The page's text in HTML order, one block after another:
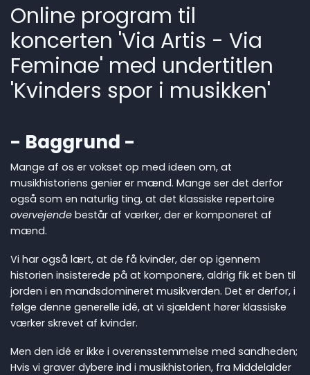
Online program til
koncerten 'Via Artis - Via
Feminae' med undertitlen
'Kvinders spor i musikken'
- Baggrund -
Mange af os er vokset op med ideen om, at
musikhistoriens genier er mænd. Mange ser det derfor
også som en naturlig ting, at det klassiske repertoire
overvejende består af værker, der er komponeret af
mænd.
Vi har også lært, at de få kvinder, der op igennem
historien insisterede på at komponere, aldrig fik et ben til
jorden i en mandsdomineret musikverden. Det er derfor, i
følge denne generelle idé, at vi sjældent hører klassiske
værker skrevet af kvinder.
Men den idé er ikke i overensstemmelse med sandheden;
Hvis vi graver dybere ind i musikhistorien, fra Middelalder